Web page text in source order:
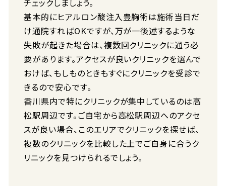
基本的にヒアルロン酸注入豊胸術は施術当日だ
け通院すればOKですが、万が一後述するような
失敗が起きた場合は、複数回クリニックに通う必
要があります。アクセスが良いクリニックを選んで
おけば、もしものときもすぐにクリニックを受診で
きるので安心です。
香川県内で特にクリニックが集中しているのは高
松駅周辺です。ご自宅から高松駅周辺へのアクセ
スが良い場合、このエリアでクリニックを探せば、
複数のクリニックを比較した上でご自身に合うク
リニックを見つけられるでしょう。